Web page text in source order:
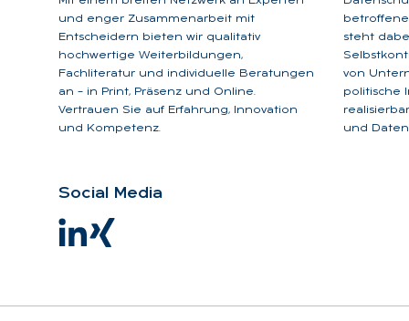
und enger Zusammenarbeit mit
Entscheidern bieten wir qualitativ
hochwertige Weiterbildungen,
Fachliteratur und individuelle Beratungen
an – in Print, Präsenz und Online.
Vertrauen Sie auf Erfahrung, Innovation
und Kompetenz.
steht
von
politische
und
So­ci­al Me­dia